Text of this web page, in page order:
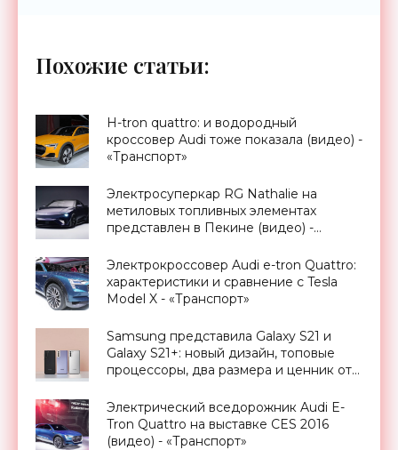
Похожие статьи:
H-tron quattro: и водородный
кроссовер Audi тоже показала (видео) -
«Транспорт»
Электросуперкар RG Nathalie на
метиловых топливных элементах
представлен в Пекине (видео) -
Электрокроссовер Audi e-tron Quattro:
характеристики и сравнение с Tesla
Model X - «Транспорт»
Samsung представила Galaxy S21 и
Galaxy S21+: новый дизайн, топовые
процессоры, два размера и ценник от
Электрический вседорожник Audi E-
Tron Quattro на выставке CES 2016
(видео) - «Транспорт»